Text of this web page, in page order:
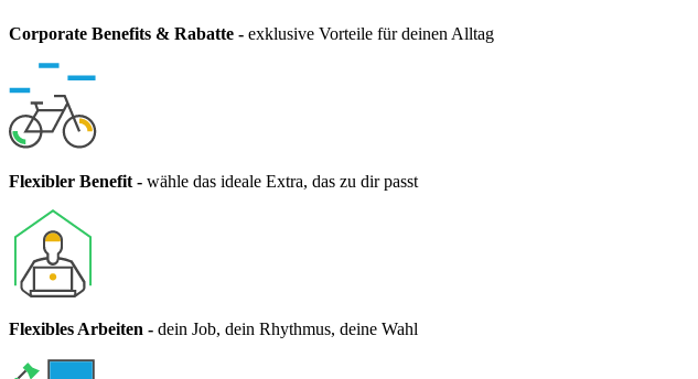
Corporate Benefits & Rabatte - exklusive Vorteile für deinen Alltag
Flexibler Benefit- wähle das ideale Extra, das zu dir passt
Flexibles Arbeiten - dein Job, dein Rhythmus, deine Wahl